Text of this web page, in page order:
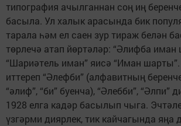
типография ачылганнан соң иң
басыла. Ул халык арасында бик
тарала һәм ел саен зур тираж белән
төрлечә атап йөртәләр: “Әлифба иман
“Шариәтель иман” яисә “Иман
иттереп “Әлефби” (алфавитның
“әлиф”, “би” буенча), “Әлебби”, “Әлпи”
1928 елга кадәр басылып чыга.
үзгәрми диярлек, тик кайчагында яңа